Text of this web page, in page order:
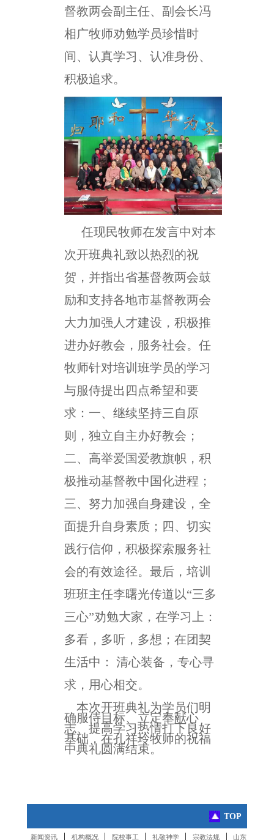
督教两会副主任、副会长冯
相广牧师劝勉学员珍惜时
间、认真学习、认准身份、
积极追求。
任现民牧师在发言中对本
次开班典礼致以热烈的祝
贺，并指出省基督教两会鼓
励和支持各地市基督教两会
大力加强人才建设，积极推
进办好教会，服务社会。任
牧师针对培训班学员的学习
与服侍提出四点希望和要
求：一、继续坚持三自原
则，独立自主办好教会；
二、高举爱国爱教旗帜，积
极推动基督教中国化进程；
三、努力加强自身建设，全
面提升自身素质；四、切实
践行信仰，积极探索服务社
会的有效途径。最后，培训
班班主任李曙光传道以“三多
三心”劝勉大家，在学习上：
多看，多听，多想；在团契
生活中： 清心装备，专心寻
求，用心相交。
本次开班典礼为学员们明
确服侍目标、立定奉献心
志、提高学习热情打下良好
基础，在孔祥玲牧师的祝福
中典礼圆满结束。
TOP
新闻资讯 | 机构概况 | 院校事工 | 礼敬神学 | 宗教法规 | 山东